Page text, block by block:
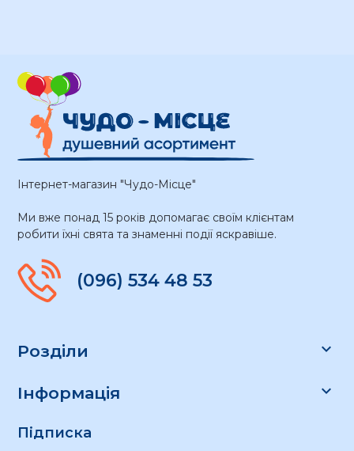
Інтернет-магазин "Чудо-Місце"
Ми вже понад 15 років допомагає своїм клієнтам
робити їхні свята та знаменні події яскравіше.
(096) 534 48 53
Розділи 
Інформація 
Підписка